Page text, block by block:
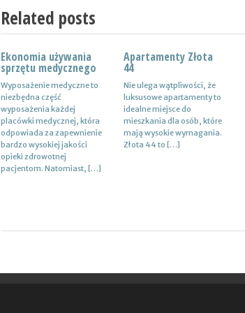
Related posts
Ekonomia używania
sprzętu medycznego
Wyposażenie medyczne to
niezbędna część
wyposażenia każdej
placówki medycznej, która
odpowiada za zapewnienie
bardzo wysokiej jakości
opieki zdrowotnej
pacjentom. Natomiast, […]
Apartamenty Złota
44
Nie ulega wątpliwości, że
luksusowe apartamenty to
idealne miejsce do
mieszkania dla osób, które
mają wysokie wymagania.
Złota 44 to […]
Nowoczesne lampy
Nie ulega wątpliwości, że
do pojazdów powinno być
dobrane oświetlenie
wysokiej jakości, które
zapewni wysoki poziom
bezpieczeństwa oraz
podniesie komfort […]
Wynajem
samochodów i
naczep – usługi
Z całą pewnością firmy
transportowe spedycyjne
czy także logistyczne
potrzebują przede
wszystkim nowoczesnej